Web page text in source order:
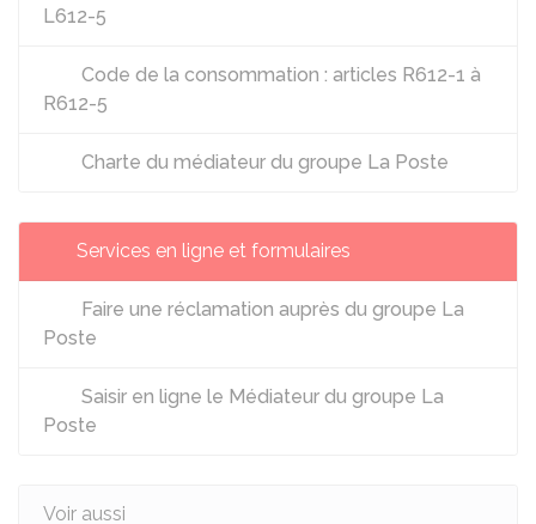
L612-5
Code de la consommation : articles R612-1 à
R612-5
Charte du médiateur du groupe La Poste
Services en ligne et formulaires
Faire une réclamation auprès du groupe La
Poste
Saisir en ligne le Médiateur du groupe La
Poste
Voir aussi